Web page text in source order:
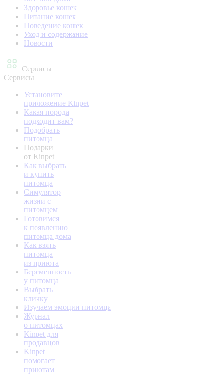
Здоровье кошек
Питание кошек
Поведение кошек
Уход и содержание
Новости
Сервисы
Сервисы
Установите
приложение Kinpet
Какая порода
подходит вам?
Подобрать
питомца
Подарки
от Kinpet
Как выбрать
и купить
питомца
Симулятор
жизни с
питомцем
Готовимся
к появлению
питомца дома
Как взять
питомца
из приюта
Беременность
у питомца
Выбрать
кличку
Изучаем эмоции питомца
Журнал
о питомцах
Kinpet для
продавцов
Kinpet
помогает
приютам